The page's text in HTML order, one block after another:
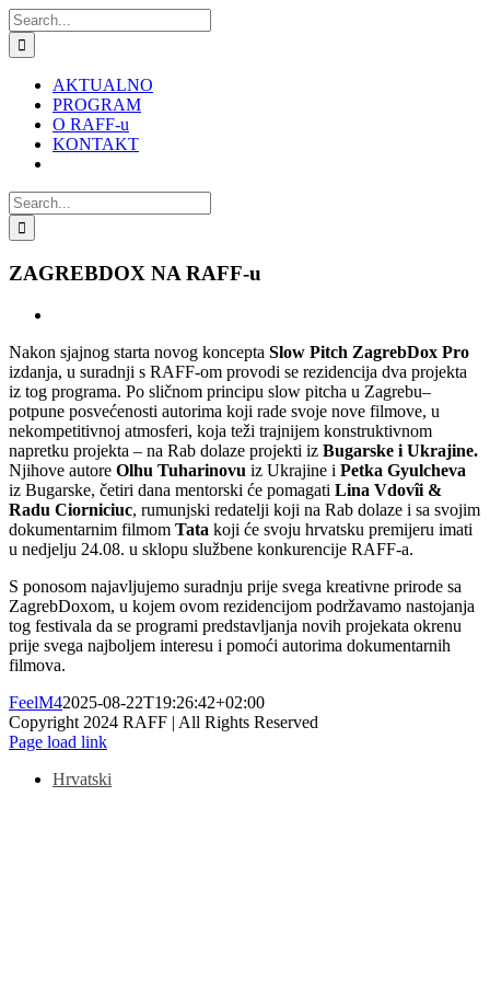
Skip
to
content
Search
for:
AKTUALNO
PROGRAM
O RAFF-u
KONTAKT
Search
for:
ZAGREBDOX NA RAFF-u
Image
Nakon sjajnog starta novog koncepta Slow Pitch ZagrebDox Pro
izdanja, u suradnji s RAFF-om provodi se rezidencija dva projekta
iz tog programa. Po sličnom principu slow pitcha u Zagrebu–
potpune posvećenosti autorima koji rade svoje nove filmove, u
nekompetitivnoj atmosferi, koja teži trajnijem konstruktivnom
napretku projekta – na Rab dolaze projekti iz Bugarske i Ukrajine.
Njihove autore Olhu Tuharinovu iz Ukrajine i Petka Gyulcheva
iz Bugarske, četiri dana mentorski će pomagati Lina Vdovîi &
Radu Ciorniciuc, rumunjski redatelji koji na Rab dolaze i sa svojim
dokumentarnim filmom Tata koji će svoju hrvatsku premijeru imati
u nedjelju 24.08. u sklopu službene konkurencije RAFF-a.
S ponosom najavljujemo suradnju prije svega kreativne prirode sa
ZagrebDoxom, u kojem ovom rezidencijom podržavamo nastojanja
tog festivala da se programi predstavljanja novih projekata okrenu
prije svega najboljem interesu i pomoći autorima dokumentarnih
filmova.
FeelM42025-08-22T19:26:42+02:00
Copyright 2024 RAFF | All Rights Reserved
Facebook
Instagram
Email
Page load link
Hrvatski